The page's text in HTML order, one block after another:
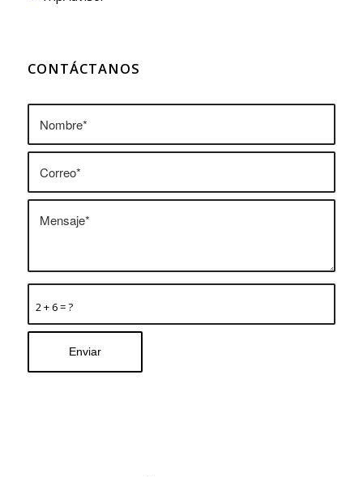
CONTÁCTANOS
2 + 6 = ?